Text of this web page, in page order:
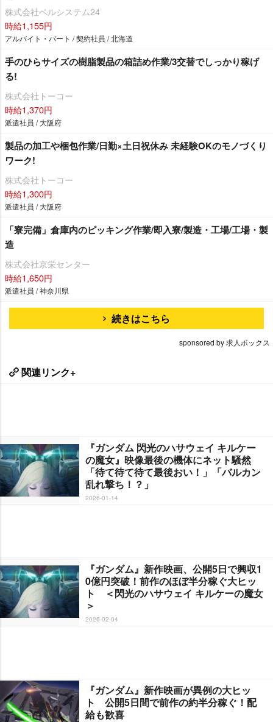
株式会社ベルシステム24
時給1,155円
アルバイト・パート / 契約社員 / 北海道
手のひらサイズの樹脂製品の箱詰め作業/3交替でしっかり稼げ
る!
株式会社トーコー
時給1,370円
派遣社員 / 大阪府
製品の加工や梱包作業/日勤×土日祝休み 未経験OKのモノづくり
ワーク!
株式会社トーコー
時給1,300円
派遣社員 / 大阪府
「寮完備」倉庫内のピッキング作業/即入寮/製造・工場/工場・製
造
株式会社京栄センター
時給1,650円
派遣社員 / 神奈川県
続きはこちら
sponsored by 求人ボックス
関連リンク+
『ガンダム 閃光のハサウェイ キルケー
の魔女』映像最後の機体にネット騒然
「待て待て待て最後おい！」「バルカン
乱れ撃ち！？」
2026-01-14
『ガンダム』新作映画、公開5日で興収1
0億円突破！前作のほぼ半分稼ぐ大ヒッ
ト ＜閃光のハサウェイ キルケーの魔女
＞
2026-02-04
『ガンダム』新作映画が異例の大ヒッ
ト 公開5日間で前作の約半分稼ぐ！配
給も歓喜